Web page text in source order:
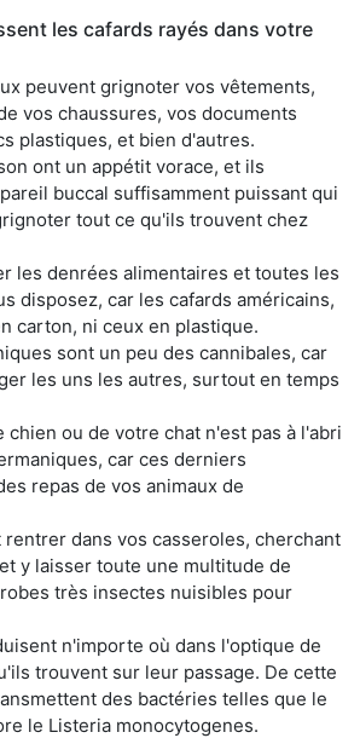
les cafards rayés dans votre
peuvent grignoter vos vêtements,
vos chaussures, vos documents
plastiques, et bien d'autres.
ont un appétit vorace, et ils
buccal suffisamment puissant qui
tout ce qu'ils trouvent chez
les denrées alimentaires et toutes les
disposez, car les cafards américains,
carton, ni ceux en plastique.
sont un peu des cannibales, car
les uns les autres, surtout en temps
chien ou de votre chat n'est pas à l'abri
car ces derniers
repas de vos animaux de
rentrer dans vos casseroles, cherchant
y laisser toute une multitude de
très insectes nuisibles pour
n'importe où dans l'optique de
trouvent sur leur passage. De cette
des bactéries telles que le
le Listeria monocytogenes.